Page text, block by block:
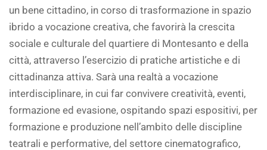
un bene cittadino, in corso di trasformazione in spazio
ibrido a vocazione creativa, che favorirà la crescita
sociale e culturale del quartiere di Montesanto e della
città, attraverso l’esercizio di pratiche artistiche e di
cittadinanza attiva. Sarà una realtà a vocazione
interdisciplinare, in cui far convivere creatività, eventi,
formazione ed evasione, ospitando spazi espositivi, per
formazione e produzione nell’ambito delle discipline
teatrali e performative, del settore cinematografico,